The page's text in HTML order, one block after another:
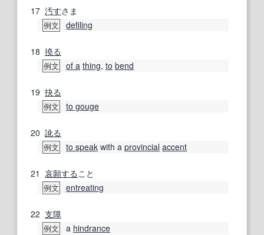
17 汚すさま
例文 defiling
18 撓る
例文 of a thing, to bend
19 抉る
例文 to gouge
20 訛る
例文 to speak with a provincial accent
21 哀願すること
例文 entreating
22 支障
例文 a hindrance